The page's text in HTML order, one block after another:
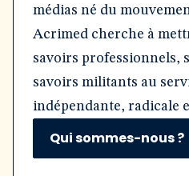
médias né du
Acrimed cherche à
savoirs professionnels,
savoirs militants au
indépendante, radicale
Qui sommes-nous ?